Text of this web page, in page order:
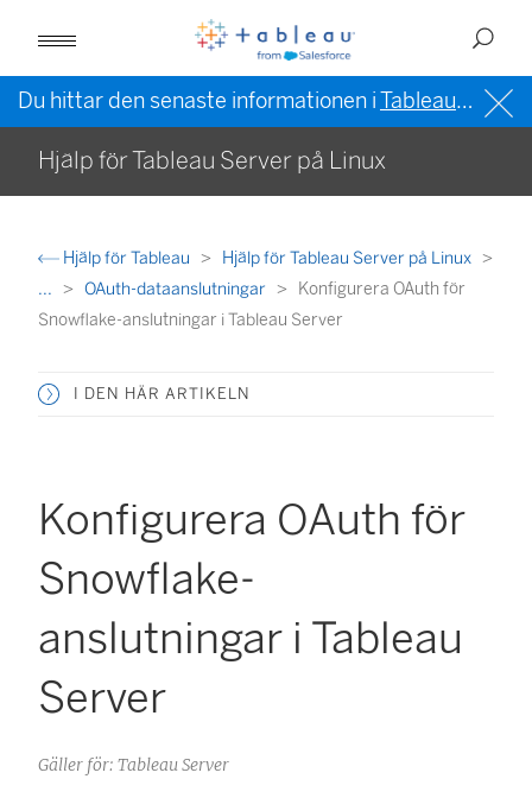
Du hittar den senaste informationen iTableau-hjälpen på engelska (USA)
Hjälp för Tableau Server på Linux
Hjälp för Tableau
Hjälp för Tableau Server på Linux
...
OAuth-dataanslutningar
Konfigurera OAuth för
Snowflake-anslutningar i Tableau Server
I DEN HÄR ARTIKELN
Konfigurera OAuth för
Snowflake-
anslutningar i Tableau
Server
Gäller för: Tableau Server